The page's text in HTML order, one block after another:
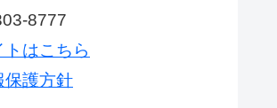
8777
はこちら
護方針